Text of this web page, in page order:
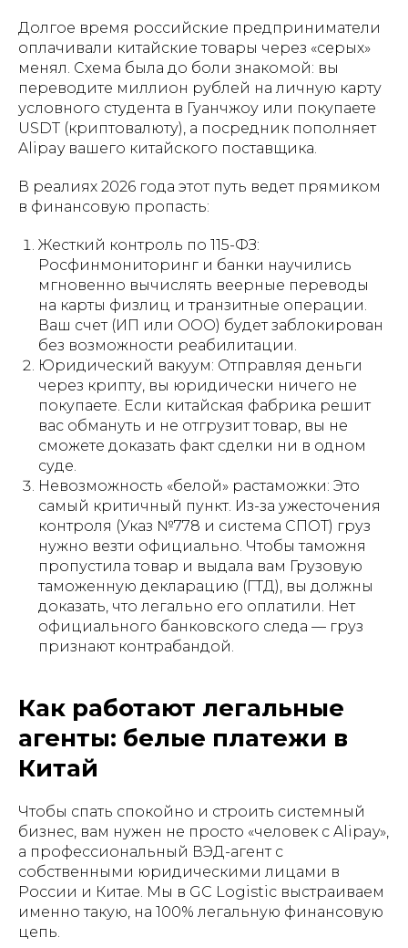
Долгое время российские предприниматели
оплачивали китайские товары через «серых»
менял. Схема была до боли знакомой: вы
переводите миллион рублей на личную карту
условного студента в Гуанчжоу или покупаете
USDT (криптовалюту), а посредник пополняет
Alipay вашего китайского поставщика.
В реалиях 2026 года этот путь ведет прямиком
в финансовую пропасть:
Жесткий контроль по 115-ФЗ:
Росфинмониторинг и банки научились
мгновенно вычислять веерные переводы
на карты физлиц и транзитные операции.
Ваш счет (ИП или ООО) будет заблокирован
без возможности реабилитации.
Юридический вакуум: Отправляя деньги
через крипту, вы юридически ничего не
покупаете. Если китайская фабрика решит
вас обмануть и не отгрузит товар, вы не
сможете доказать факт сделки ни в одном
суде.
Невозможность «белой» растаможки: Это
самый критичный пункт. Из-за ужесточения
контроля (Указ №778 и система СПОТ) груз
нужно везти официально. Чтобы таможня
пропустила товар и выдала вам Грузовую
таможенную декларацию (ГТД), вы должны
доказать, что легально его оплатили. Нет
официального банковского следа — груз
признают контрабандой.
Как работают легальные
агенты: белые платежи в
Китай
Чтобы спать спокойно и строить системный
бизнес, вам нужен не просто «человек с Alipay»,
а профессиональный ВЭД-агент с
собственными юридическими лицами в
России и Китае. Мы в GC Logistic выстраиваем
именно такую, на 100% легальную финансовую
цепь.